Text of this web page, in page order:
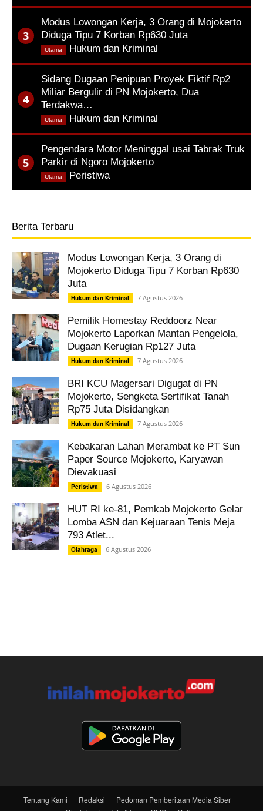
Modus Lowongan Kerja, 3 Orang di Mojokerto
Diduga Tipu 7 Korban Rp630 Juta
Hukum dan Kriminal
Utama
Sidang Dugaan Penipuan Proyek Fiktif Rp2
Miliar Bergulir di PN Mojokerto, Dua
Terdakwa…
Hukum dan Kriminal
Utama
Pengendara Motor Meninggal usai Tabrak Truk
Parkir di Ngoro Mojokerto
Peristiwa,
Utama
Berita Terbaru
Modus Lowongan Kerja, 3 Orang di
Mojokerto Diduga Tipu 7 Korban Rp630
Juta
Hukum dan Kriminal 7 Agustus 2026
Pemilik Homestay Reddoorz Near
Mojokerto Laporkan Mantan Pengelola,
Dugaan Kerugian Rp127 Juta
Hukum dan Kriminal 7 Agustus 2026
BRI KCU Magersari Digugat di PN
Mojokerto, Sengketa Sertifikat Tanah
Rp75 Juta Disidangkan
Hukum dan Kriminal 7 Agustus 2026
Kebakaran Lahan Merambat ke PT Sun
Paper Source Mojokerto, Karyawan
Dievakuasi
Peristiwa 6 Agustus 2026
HUT RI ke-81, Pemkab Mojokerto Gelar
Lomba ASN dan Kejuaraan Tenis Meja
793 Atlet...
Olahraga 6 Agustus 2026
Tentang Kami Redaksi
Pedoman Pemberitaan Media Siber